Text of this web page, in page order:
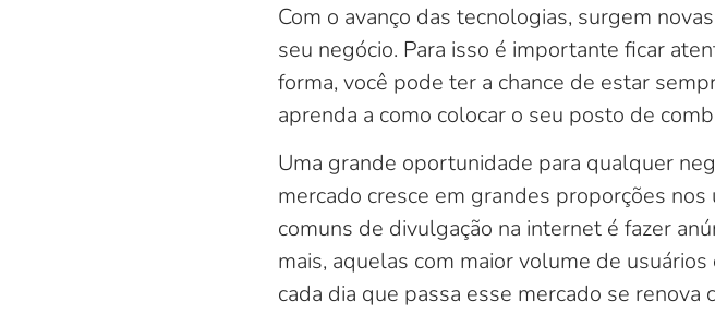
Com o avanço das tecnologias, surgem
seu negócio. Para isso é importante ficar
forma, você pode ter a chance de estar
aprenda a como colocar o seu posto de
Uma grande oportunidade para qualquer
mercado cresce em grandes proporções
comuns de divulgação na internet é fazer
mais, aquelas com maior volume de
cada dia que passa esse mercado se renova